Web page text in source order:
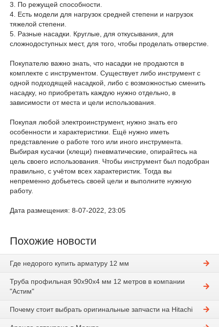
3. По режущей способности.
4. Есть модели для нагрузок средней степени и нагрузок
тяжелой степени.
5. Разные насадки. Круглые, для откусывания, для
сложнодоступных мест, для того, чтобы проделать отверстие.
Покупателю важно знать, что насадки не продаются в
комплекте с инструментом. Существует либо инструмент с
одной подходящей насадкой, либо с возможностью сменить
насадку, но приобретать каждую нужно отдельно, в
зависимости от места и цели использования.
Покупая любой электроинструмент, нужно знать его
особенности и характеристики. Ещё нужно иметь
представление о работе того или иного инструмента.
Выбирая кусачки (клещи) пневматические, опирайтесь на
цель своего использования. Чтобы инструмент был подобран
правильно, с учётом всех характеристик. Тогда вы
непременно добьетесь своей цели и выполните нужную
работу.
Дата размещения: 8-07-2022, 23:05
Похожие новости
Где недорого купить арматуру 12 мм
Труба профильная 90х90х4 мм 12 метров в компании
"Астим"
Почему стоит выбрать оригинальные запчасти на Hitachi